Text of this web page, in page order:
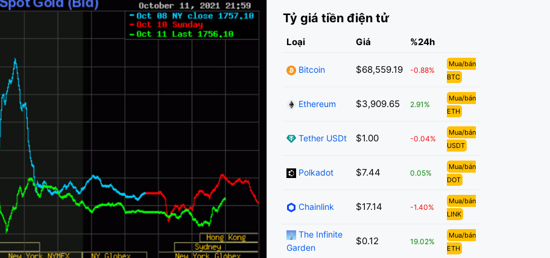
Tỷ giá tiền điện tử
Loại Giá %24h
Bitcoin $68,559.19 -0.88%
Mua/bán
BTC
Ethereum $3,909.65 2.91%
Mua/bán
ETH
Tether USDt $1.00 -0.04%
Mua/bán
USDT
Polkadot $7.44 0.05%
Mua/bán
DOT
Chainlink $17.14 -1.40%
Mua/bán
LINK
The Infinite
Garden
$0.12 19.02%
Mua/bán
ETH